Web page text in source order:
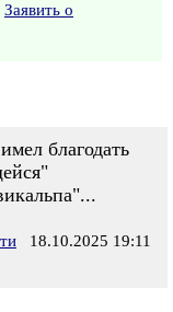
Заявить о
благодать
18.10.2025 19:11